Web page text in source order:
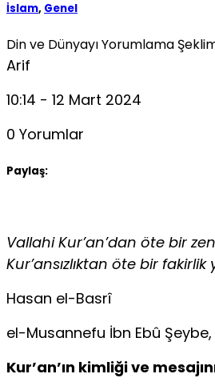
İslam, Genel
Din ve Dünyayı Yorumlama
Arif
10:14 - 12 Mart 2024
0 Yorumlar
Paylaş:
Vallahi Kur’an’dan öte bir
Kur’ansızlıktan öte bir fakirlik
Hasan el-Basrî
el-Musannefu İbn Ebû Şeybe,
Kur’an’ın kimliği ve